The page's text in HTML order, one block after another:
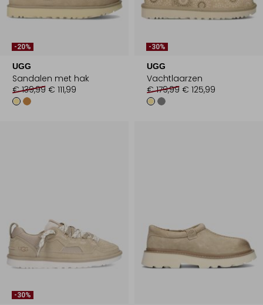
-20%
UGG
Sandalen met hak
€ 139,99 € 111,99
-30%
UGG
Vachtlaarzen
€ 179,99 € 125,99
-30%